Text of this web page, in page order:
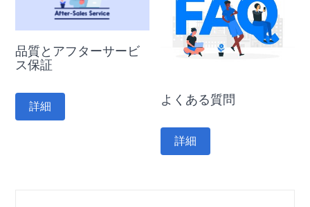
品質とアフターサービ
ス保証
詳細 よくある質問
詳細